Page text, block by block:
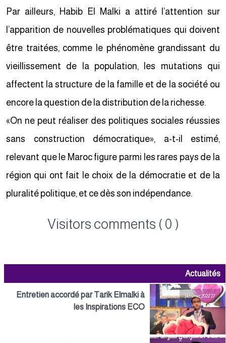
Par ailleurs, Habib El Malki a attiré l’attention sur
l’apparition de nouvelles problématiques qui doivent
être traitées, comme le phénomène grandissant du
vieillissement de la population, les mutations qui
affectent la structure de la famille et de la société ou
encore la question de la distribution de la richesse.
«On ne peut réaliser des politiques sociales réussies
sans construction démocratique», a-t-il estimé,
relevant que le Maroc figure parmi les rares pays de la
région qui ont fait le choix de la démocratie et de la
pluralité politique, et ce dès son indépendance.
Visitors comments ( 0 )
Actualités
27 janvier 2022
Entretien accordé par Tarik Elmalki à
les Inspirations ECO